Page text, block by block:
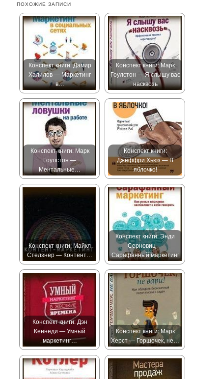
ПОХОЖИЕ ЗАПИСИ
Конспект книги: Дамир
Халилов — Маркетинг
в…
Конспект книги: Марк
Гоулстон — Я слышу вас
насквозь
Конспект книги: Марк
Гоулстон —
Ментальные…
Конспект книги:
Джеффри Хьюз — В
яблочко!
Конспект книги: Майкл
Стелзнер — Контент…
Конспект книги: Энди
Серновиц —
Сарафанный маркетинг
Конспект книги: Дэн
Кеннеди — Умный
маркетинг…
Конспект книги: Марк
Херст — Горшочек, не…